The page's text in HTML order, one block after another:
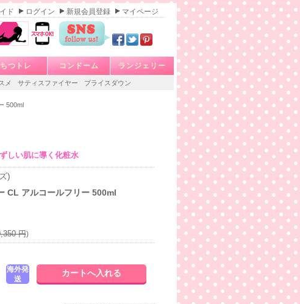
ド ログイン 新規会員登録 マイページ
ちつトレ コンドーム ランジェリー
メ サティスファイヤー プライスダウン
500ml
しい肌に導く化粧水
)
CL アルコールフリー 500ml
円)
海外発
送